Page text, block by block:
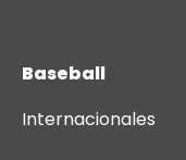
Baseball
Internacionales